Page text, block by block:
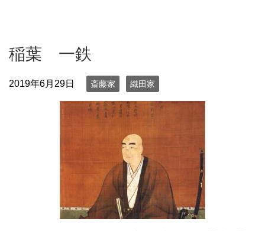
稲葉 一鉄
2019年6月29日 斎藤家 織田家